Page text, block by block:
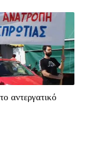
αντεργατικό